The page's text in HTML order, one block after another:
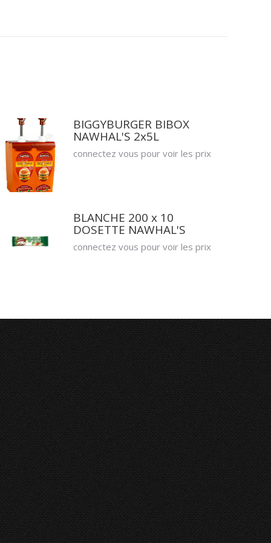
BIGGYBURGER BIBOX
NAWHAL'S 2x5L
connectez vous pour voir les prix
BLANCHE 200 x 10
DOSETTE NAWHAL'S
connectez vous pour voir les prix